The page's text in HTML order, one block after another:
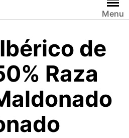
Menu
de
Raza